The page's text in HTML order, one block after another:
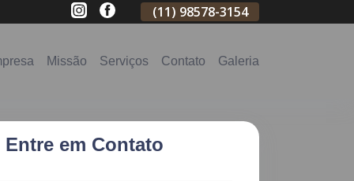
2796-3704 (11) 98578-3154
Missão Serviços Contato Galeria
Entre em Contato